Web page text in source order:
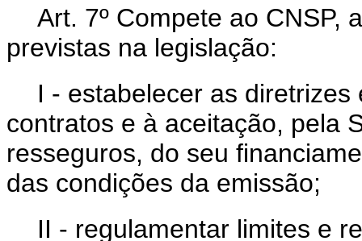
Art. 7º Compete ao CNSP,
previstas na legislação:
I - estabelecer as
contratos e à aceitação, pela
resseguros, do seu
das condições da emissão;
II - regulamentar limites e